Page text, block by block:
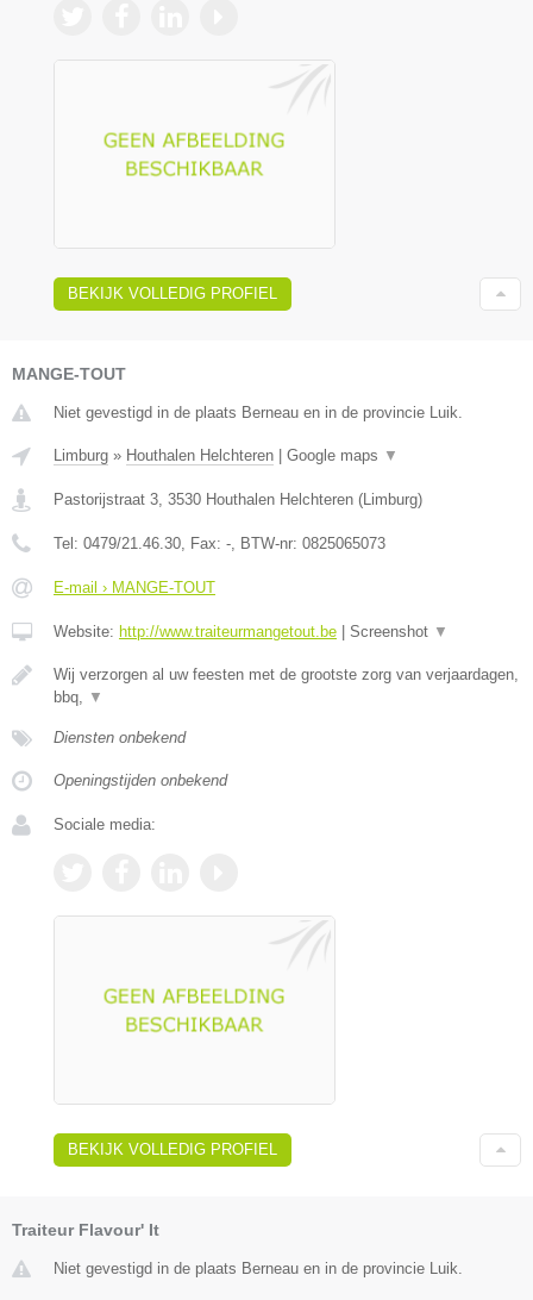
BEKIJK VOLLEDIG PROFIEL
MANGE-TOUT
Niet gevestigd in de plaats Berneau en in de provincie Luik.
Limburg » Houthalen Helchteren Google maps ▼
Pastorijstraat 3 3530 Houthalen Helchteren ( Limburg)
Tel: 0479/21.46.30 , Fax: - , BTW-nr: 0825065073
E-mail › MANGE-TOUT
Website: http://www.traiteurmangetout.be Screenshot ▼
Wij verzorgen al uw feesten met de grootste zorg van verjaardagen,
bbq,
▼
Diensten onbekend
Openingstijden onbekend
Sociale media:
BEKIJK VOLLEDIG PROFIEL
Traiteur Flavour' It
Niet gevestigd in de plaats Berneau en in de provincie Luik.